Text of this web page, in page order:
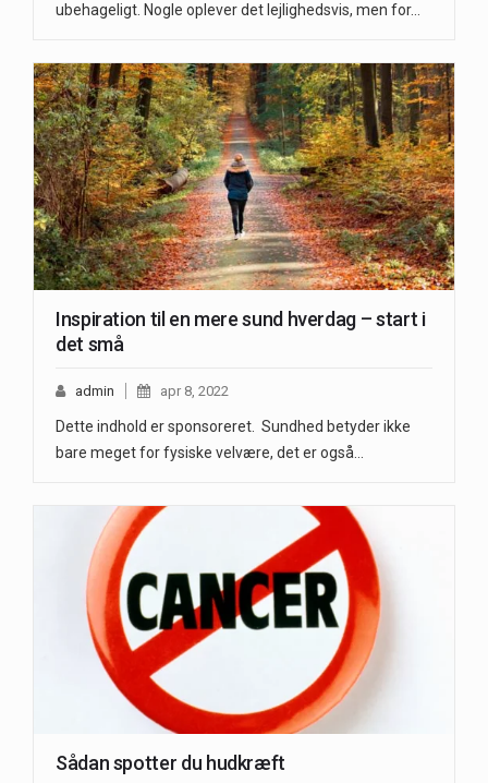
ubehageligt. Nogle oplever det lejlighedsvis, men for…
Inspiration til en mere sund hverdag – start i
det små
admin apr 8, 2022
Dette indhold er sponsoreret. Sundhed betyder ikke
bare meget for fysiske velvære, det er også…
Sådan spotter du hudkræft